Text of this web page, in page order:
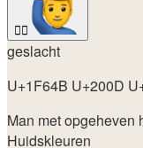
🙋‍♂️
geslacht
U+1F64B U+200D
Man met opgeheven
Huidskleuren